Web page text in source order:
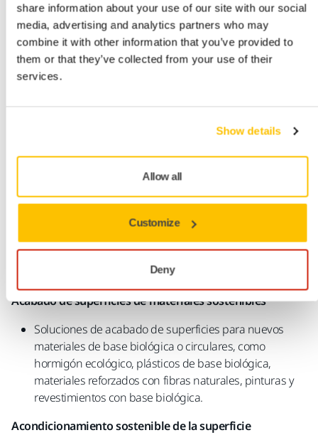
share information about your use of our site with our social
media, advertising and analytics partners who may
combine it with other information that you’ve provided to
them or that they’ve collected from your use of their
services.
Show details
Allow all
Customize
Deny
Ciclo de vida
Ingeniería de superficies
interacción de la superficie mediante el análisis y la
Crear superficies funcionales que cumplen las normas
de diseño ecológico para productos duraderos de
Acabado de superficies de materiales sostenibles
Soluciones de acabado de superficies para nuevos
materiales de base biológica o circulares, como
hormigón ecológico, plásticos de base biológica,
materiales reforzados con fibras naturales, pinturas y
revestimientos con base biológica.
Acondicionamiento sostenible de la superficie